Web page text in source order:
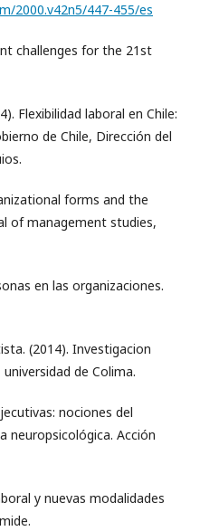
2000.v42n5/447-455/es
challenges for the 21st
Flexibilidad laboral en Chile:
de Chile, Dirección del
forms and the
of management studies,
en las organizaciones.
(2014). Investigacion
de Colima.
nociones del
neuropsicológica. Acción
y nuevas modalidades